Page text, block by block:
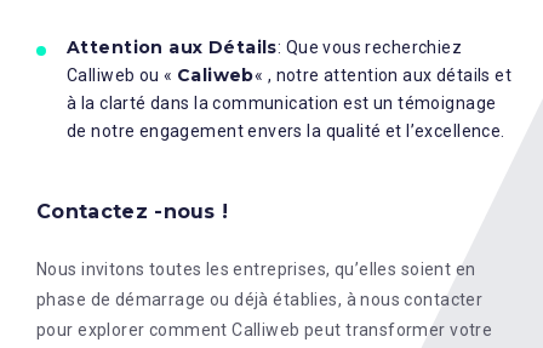
Attention aux Détails: Que vous recherchiez
Calliweb ou « Caliweb« , notre attention aux détails et
à la clarté dans la communication est un témoignage
de notre engagement envers la qualité et l’excellence.
Contactez -nous !
Nous invitons toutes les entreprises, qu’elles soient en
phase de démarrage ou déjà établies, à nous contacter
pour explorer comment Calliweb peut transformer votre